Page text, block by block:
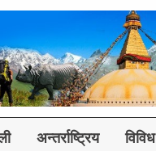
अन्तर्राष्ट्रिय विविध